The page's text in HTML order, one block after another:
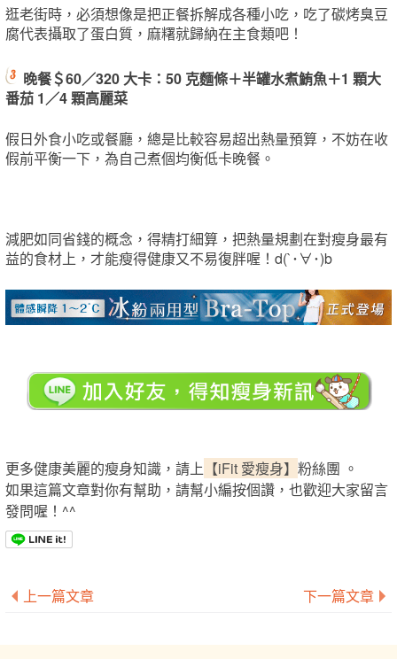
逛老街時，必須想像是把正餐拆解成各種小吃，吃了碳烤臭豆
腐代表攝取了蛋白質，麻糬就歸納在主食類吧！
晚餐＄60／320 大卡：50 克麵條＋半罐水煮鮪魚＋1 顆大
番茄 1／4 顆高麗菜
假日外食小吃或餐廳，總是比較容易超出熱量預算，不妨在收
假前平衡一下，為自己煮個均衡低卡晚餐。
減肥如同省錢的概念，得精打細算，把熱量規劃在對瘦身最有
益的食材上，才能瘦得健康又不易復胖喔！d(`･∀･)b
更多健康美麗的瘦身知識，請上 【iFit 愛瘦身】 粉絲團 。
如果這篇文章對你有幫助，請幫小編按個讚，也歡迎大家留言
發問喔！^^
上一篇文章 下一篇文章